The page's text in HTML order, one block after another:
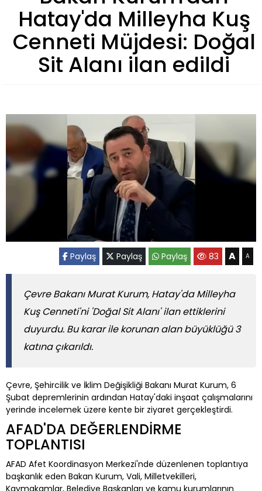
Hatay'da Milleyha Kuş
Cenneti Müjdesi: Doğal
Sit Alanı ilan edildi
Paylaş Paylaş Paylaş 83 A A
Çevre Bakanı Murat Kurum, Hatay'da Milleyha
Kuş Cenneti'ni 'Doğal Sit Alanı' ilan ettiklerini
duyurdu. Bu karar ile korunan alan büyüklüğü 3
katına çıkarıldı.
Çevre, Şehircilik ve İklim Değişikliği Bakanı Murat Kurum, 6
Şubat depremlerinin ardından Hatay'daki inşaat çalışmalarını
yerinde incelemek üzere kente bir ziyaret gerçekleştirdi.
AFAD'DA DEĞERLENDİRME
TOPLANTISI
AFAD Afet Koordinasyon Merkezi'nde düzenlenen toplantıya
başkanlık eden Bakan Kurum, Vali, Milletvekilleri,